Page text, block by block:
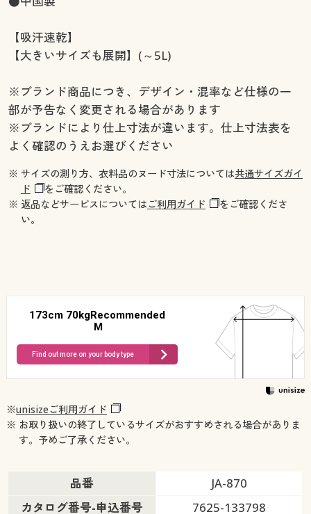
【吸汗速乾】
【大きいサイズも展開】(～5L)
※ブランド商品につき、デザイン・混率など仕様の一
部が予告なく変更される場合があります
※ブランドにより仕上寸法が違います。仕上寸法表を
よく確認のうえお選びください
※ サイズの測り方、衣料品のヌード寸法については共通サイズガイ
ド
をご確認ください。
※ 返品などサービスについてはご利用ガイド
をご確認くださ
い。
173cm 70kgRecommended
M
Find out more on your body type
※unisizeご利用ガイド
※ お取り扱いの終了しているサイズがおすすめされる場合がありま
す。予めご了承ください。
品番
JA-870
カタログ番号-申込番号
7625-133798